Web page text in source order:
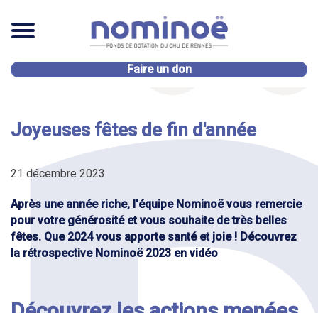
Faire un don
Joyeuses fêtes de fin d'année
21 décembre 2023
Après une année riche, l'équipe Nominoë vous remercie
pour votre générosité et vous souhaite de très belles
fêtes. Que 2024 vous apporte santé et joie ! Découvrez
la rétrospective Nominoë 2023 en vidéo